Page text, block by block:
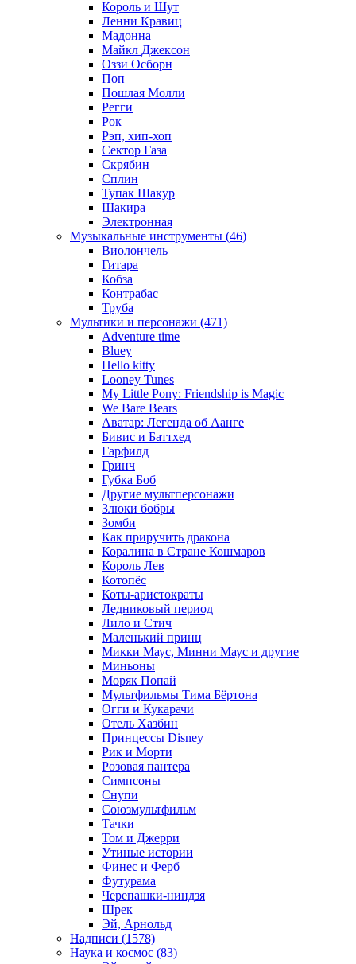
Король и Шут
Ленни Кравиц
Мадонна
Майкл Джексон
Оззи Осборн
Поп
Пошлая Молли
Регги
Рок
Рэп, хип-хоп
Сектор Газа
Скрябин
Сплин
Тупак Шакур
Шакира
Электронная
Музыкальные инструменты (46)
Виолончель
Гитара
Кобза
Контрабас
Труба
Мультики и персонажи (471)
Adventure time
Bluey
Hello kitty
Looney Tunes
My Little Pony: Friendship is Magic
We Bare Bears
Аватар: Легенда об Аанге
Бивис и Баттхед
Гарфилд
Гринч
Губка Боб
Другие мультперсонажи
Злюки бобры
Зомби
Как приручить дракона
Коралина в Стране Кошмаров
Король Лев
Котопёс
Коты-аристократы
Ледниковый период
Лило и Стич
Маленький принц
Микки Маус, Минни Маус и другие
Миньоны
Моряк Попай
Мультфильмы Тима Бёртона
Огги и Кукарачи
Отель Хазбин
Принцессы Disney
Рик и Морти
Розовая пантера
Симпсоны
Снупи
Союзмультфильм
Тачки
Том и Джерри
Утиные истории
Финес и Ферб
Футурама
Черепашки-ниндзя
Шрек
Эй, Арнольд
Надписи (1578)
Наука и космос (83)